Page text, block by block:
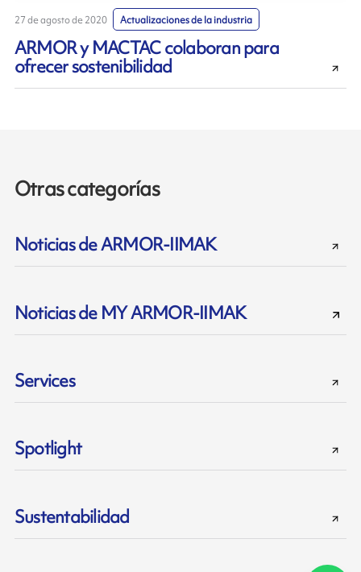
27 de agosto de 2020 Actualizaciones de la industria
ARMOR y MACTAC colaboran para
ofrecer sostenibilidad
Otras categorías
Noticias de ARMOR-IIMAK
Noticias de MY ARMOR-IIMAK
Services
Spotlight
Sustentabilidad